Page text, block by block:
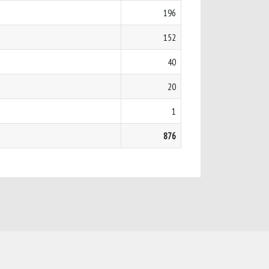
196
152
40
20
1
876